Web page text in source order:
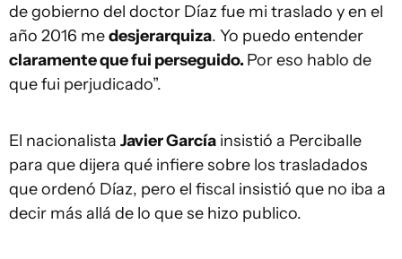
de gobierno del doctor Díaz fue mi traslado y en el
año 2016 medesjerarquiza. Yo puedo entender
claramente que fui perseguido. Por eso hablo de
que fui perjudicado”.
El nacionalista Javier García insistió a Perciballe
para que dijera qué infiere sobre los trasladados
que ordenó Díaz, pero el fiscal insistió que no iba a
decir más allá de lo que se hizo publico.